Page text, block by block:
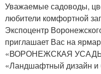
Уважаемые садоводы,
любители комфортной
Экспоцентр
приглашает Вас на
«ВОРОНЕЖСКАЯ
«Ландшафтный дизайн и